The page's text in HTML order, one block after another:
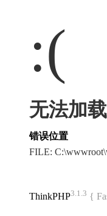
:(
无法加
错误位置
FILE:
ThinkPHP3.1.3 {